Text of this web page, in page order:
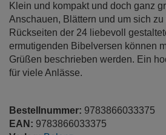
Klein und kompakt und doch ganz
Anschauen, Blättern und um sich zu
Rückseiten der 24 liebevoll
ermutigenden Bibelversen können
Grüßen beschrieben werden. Ein
für viele Anlässe.
Bestellnummer: 9783866033375
EAN: 9783866033375